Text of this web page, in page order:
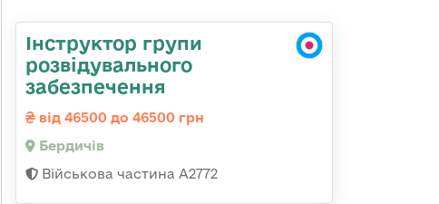
Інструктор групи
розвідувального
забезпечення
від 46500 до 46500 грн
Бердичів
Військова частина А2772